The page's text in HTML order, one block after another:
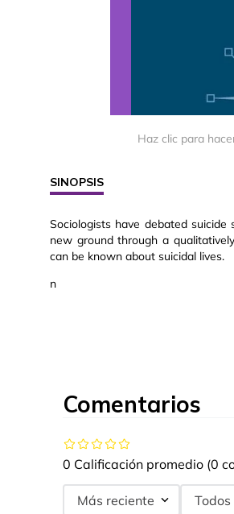
Haz clic para
SINOPSIS
Sociologists have debated
new ground through a
can be known about suicidal lives.
n
Comentarios
0 Calificación promedio (0
Más reciente Todos